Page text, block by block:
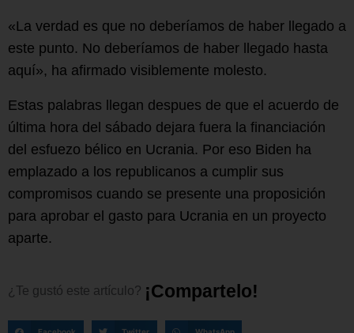
«La verdad es que no deberíamos de haber llegado a
este punto. No deberíamos de haber llegado hasta
aquí», ha afirmado visiblemente molesto.
Estas palabras llegan despues de que el acuerdo de
última hora del sábado dejara fuera la financiación
del esfuezo bélico en Ucrania. Por eso Biden ha
emplazado a los republicanos a cumplir sus
compromisos cuando se presente una proposición
para aprobar el gasto para Ucrania en un proyecto
aparte.
¿Te gustó este artículo? ¡Compartelo!